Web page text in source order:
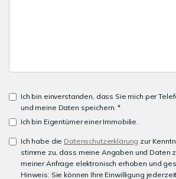
Ich bin einverstanden, dass Sie mich per
und meine Daten speichern. *
Ich bin Eigentümer einer Immobilie.
Ich habe die Datenschutzerklärung zur
stimme zu, dass meine Angaben und Daten
meiner Anfrage elektronisch erhoben und
Hinweis: Sie können Ihre Einwilligung